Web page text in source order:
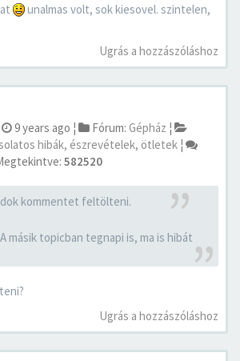
unalmas volt, sok kiesovel. szintelen,
Ugrás a hozzászóláshoz
9 years ago ¦ Fórum: Gépház ¦
hibák, észrevételek, ötletek ¦
582520
kommentet feltölteni.
másik topicban tegnapi is, ma is hibát
Ugrás a hozzászóláshoz